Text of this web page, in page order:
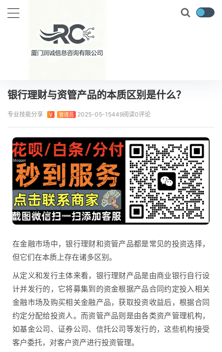
当前位置： 首页 实时要闻
银行理财与资管产品的本质区别是什么？
专业技能分享 V 管理员 2025-05-15449阅读0评论
在金融市场中，银行理财和资管产品都是常见的投资选择，
但它们在本质上存在诸多区别。
从定义和发行主体来看，银行理财产品是由商业银行自行设
计并发行的，它将募集到的资金根据产品合同约定投入相关
金融市场及购买相关金融产品，获取投资收益后，根据合同
约定分配给投资人。而资管产品则是由各类资产管理机构，
如基金公司、证券公司、信托公司等发行的，这些机构接受
客户委托，对客户资产进行投资管理。